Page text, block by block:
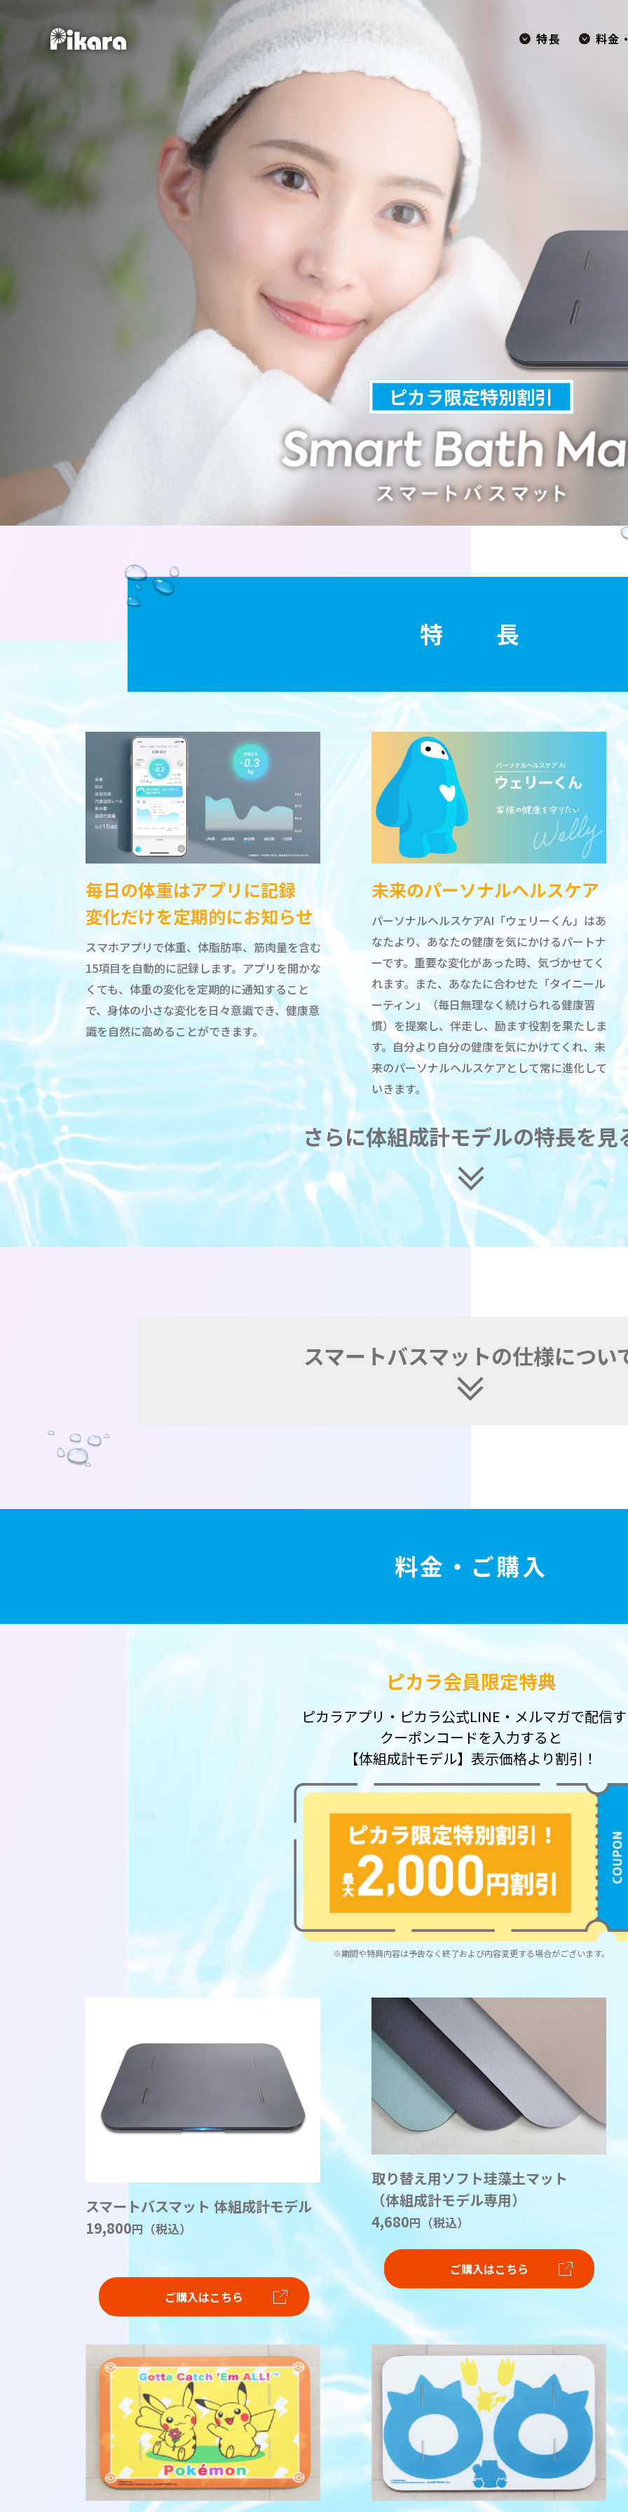
特長 料金
ピカラ限定特別割引
特 長
毎日の体重はアプリに記録
変化だけを定期的にお知らせ
スマホアプリで体重、体脂肪率、筋肉量を含む
15項目を自動的に記録します。アプリを開かな
くても、体重の変化を定期的に通知すること
で、身体の小さな変化を日々意識でき、健康意
識を自然に高めることができます。
未来のパーソナルヘルスケア
パーソナルヘルスケアAI「ウェリーくん」はあ
なたより、あなたの健康を気にかけるパートナ
ーです。重要な変化があった時、気づかせてく
れます。また、あなたに合わせた「タイニール
ーティン」（毎日無理なく続けられる健康習
慣）を提案し、伴走し、励ます役割を果たしま
す。自分より自分の健康を気にかけてくれ、未
来のパーソナルヘルスケアとして常に進化して
いきます。
さらに体組成計モデルの特長を見
スマートバスマットの仕様につい
料金・ご購入
ピカラ会員限定特典
ピカラアプリ・ピカラ公式LINE・メルマガで配信
クーポンコードを入力すると
【体組成計モデル】表示価格より割引！
※期間や特典内容は予告なく終了および内容変更する場合がございます。
スマートバスマット 体組成計モデル
19,800円（税込）
ご購入はこちら
取り替え用ソフト珪藻土マット
（体組成計モデル専用）
4,680円（税込）
ご購入はこちら